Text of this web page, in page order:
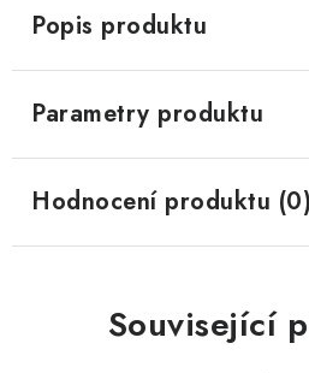
Popis produktu
Parametry produktu
Hodnocení produktu (0)
Související